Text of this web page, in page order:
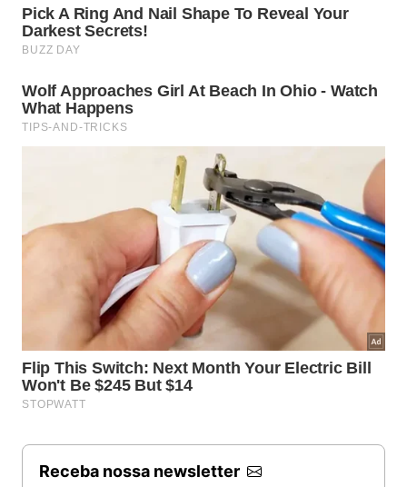
Receba nossa newsletter